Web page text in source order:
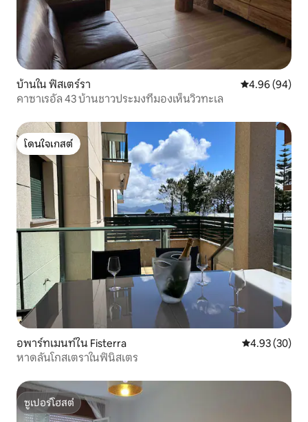
บ้านใน ฟิสเตร์รา คะแนนเฉลี่ย
4.96 (94)
คาซาเรอัล 43 บ้านชาวประมงที่มองเห็นวิวทะเล
โดนใจเกสต์
โดนใจเกสต์
อพาร์ทเมนท์ใน Fisterra คะแนนเฉลี่ย
4.93 (30)
หาดลันโกสเตราในฟินิสเตร
ซูเปอร์โฮสต์
ซูเปอร์โฮสต์